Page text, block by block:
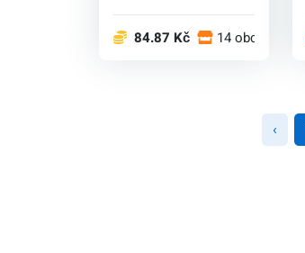
84.87 Kč 14 obchodech
‹